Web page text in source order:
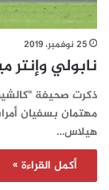
25 نوفمبر، 2019
نابولي وإنتر
ذكرت صحيفة "كالشيو
مهتمان بسفيان
هيلاس…
أكمل القراءة »